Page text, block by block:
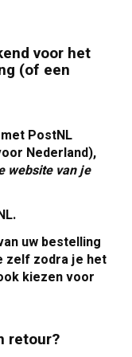
voor het
(of een
PostNL
Nederland),
website van je
uw bestelling
zelf zodra je het
kiezen voor
retour?